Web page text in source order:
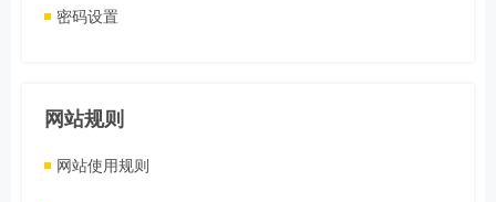
密码设置
网站规则
网站使用规则